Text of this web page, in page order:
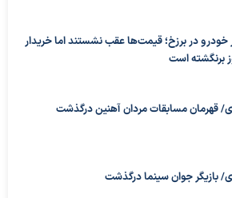
خودرو در برزخ؛ قیمت‌ها عقب نشستند اما خریدار
برنگشته است
قهرمان مسابقات مردان آهنین درگذشت
بازیگر جوان سینما درگذشت